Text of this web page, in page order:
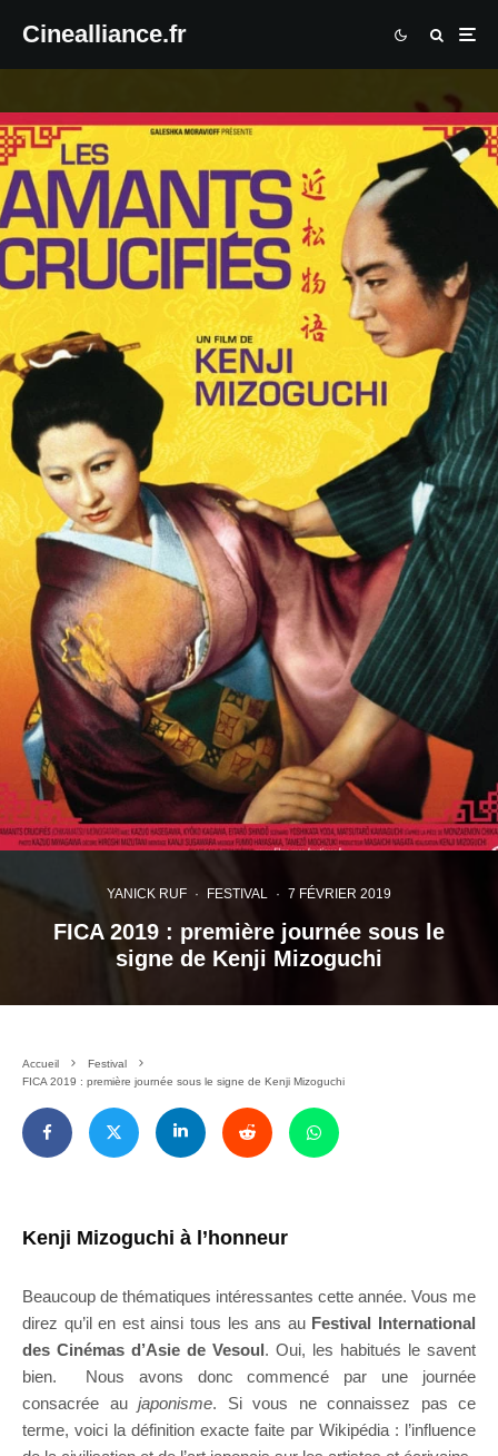
Cinealliance.fr
YANICK RUF · FESTIVAL · 7 FÉVRIER 2019
FICA 2019 : première journée sous le
signe de Kenji Mizoguchi
Accueil
Festival
FICA 2019 : première journée sous le signe de Kenji Mizoguchi
Kenji Mizoguchi à l’honneur
Beaucoup de thématiques intéressantes cette année. Vous me
direz qu’il en est ainsi tous les ans au Festival International
des Cinémas d’Asie de Vesoul. Oui, les habitués le savent
bien. Nous avons donc commencé par une journée
consacrée au japonisme. Si vous ne connaissez pas ce
terme, voici la définition exacte faite par Wikipédia : l’influence